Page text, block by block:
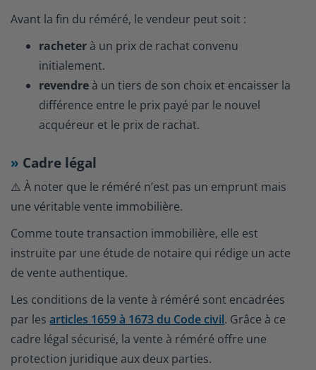
Avant la fin du réméré, le vendeur peut soit :
racheter à un prix de rachat convenu
initialement.
revendre à un tiers de son choix et encaisser la
différence entre le prix payé par le nouvel
acquéreur et le prix de rachat.
Cadre légal
⚠️ À noter que le réméré n’est pas un emprunt mais
une véritable vente immobilière.
Comme toute transaction immobilière, elle est
instruite par une étude de notaire qui rédige un acte
de vente authentique.
Les conditions de la vente à réméré sont encadrées
par les articles 1659 à 1673 du Code civil. Grâce à ce
cadre légal sécurisé, la vente à réméré offre une
protection juridique aux deux parties.